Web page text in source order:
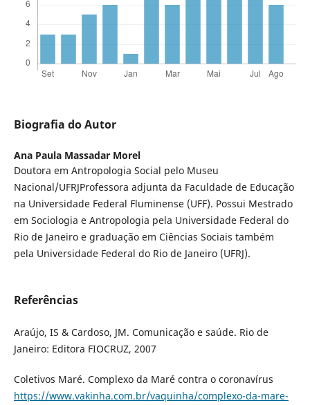
Biografia do Autor
Ana Paula Massadar Morel
Doutora em Antropologia Social pelo Museu
Nacional/UFRJProfessora adjunta da Faculdade de Educação
na Universidade Federal Fluminense (UFF). Possui Mestrado
em Sociologia e Antropologia pela Universidade Federal do
Rio de Janeiro e graduação em Ciências Sociais também
pela Universidade Federal do Rio de Janeiro (UFRJ).
Referências
Araújo, IS & Cardoso, JM. Comunicação e saúde. Rio de
Janeiro: Editora FIOCRUZ, 2007
Coletivos Maré. Complexo da Maré contra o coronavírus
https://www.vakinha.com.br/vaquinha/complexo-da-mare-